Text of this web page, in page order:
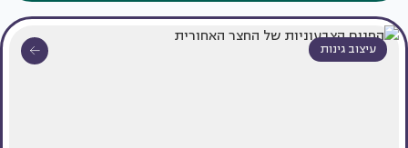
עיצוב גינות